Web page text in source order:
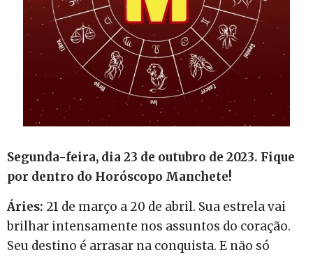
Segunda-feira, dia 23 de outubro de 2023. Fique
por dentro do Horóscopo Manchete!
Áries: 21 de março a 20 de abril. Sua estrela vai
brilhar intensamente nos assuntos do coração.
Seu destino é arrasar na conquista. E não só